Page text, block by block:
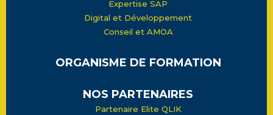
Expertise SAP
Digital et Développement
Conseil et AMOA
ORGANISME DE FORMATION
NOS PARTENAIRES
Partenaire Elite QLIK